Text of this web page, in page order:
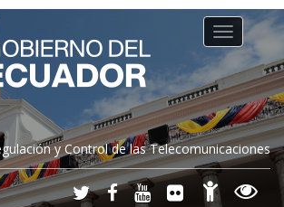
y Control de las Telecomunicaciones
Toggle
navigation